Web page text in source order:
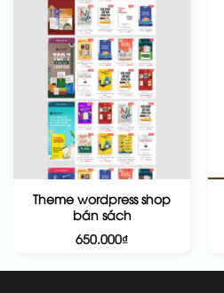
Theme wordpress shop
bán sách
650.000₫